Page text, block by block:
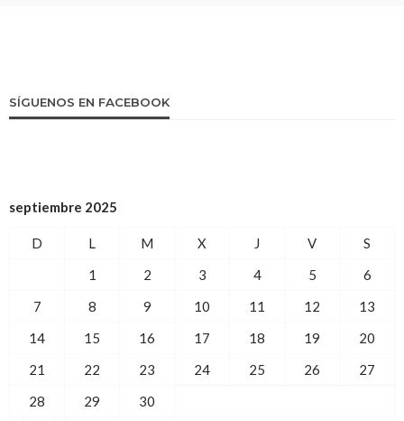
SÍGUENOS EN FACEBOOK
septiembre 2025
D L M X J V
S
1
2 3 4 5
6
7
8 9 10 11 12
13
14
15 16 17 18 19
20
21
22 23 24 25 26
27
28
29
30